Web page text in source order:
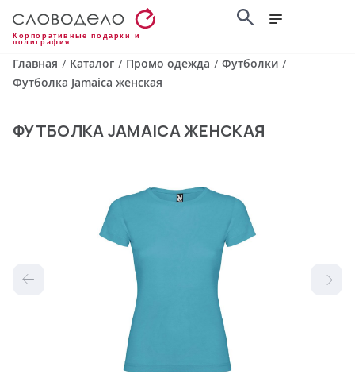
Корпоративные подарки и
полиграфия
Главная / Каталог / Промо одежда / Футболки /
Футболка Jamaica женская
ФУТБОЛКА JAMAICA ЖЕНСКАЯ